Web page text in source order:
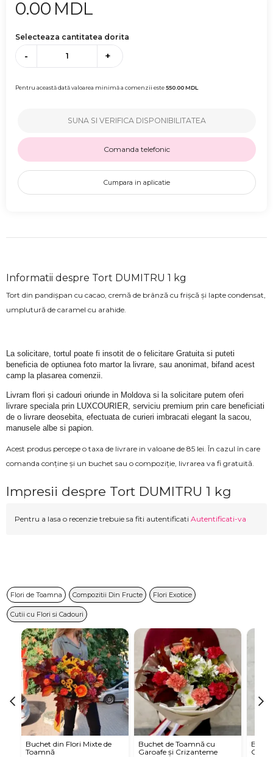
0.00 MDL
Selecteaza cantitatea dorita
- +
Pentru această dată valoarea minimă a comenzii este550.00MDL
SUNA SI VERIFICA DISPONIBILITATEA
Comanda telefonic
Cumpara in aplicatie
Informatii despre Tort DUMITRU 1 kg
Tort din pandișpan cu cacao, cremă de brânză cu frișcă și lapte condensat,
umplutură de caramel cu arahide.
La solicitare, tortul poate fi insotit de o felicitare Gratuita si puteti
beneficia de optiunea foto martor la livrare, sau anonimat, bifand acest
camp la plasarea comenzii.
Livram flori și cadouri oriunde in Moldova si la solicitare putem oferi
livrare speciala prin LUXCOURIER, serviciu premium prin care beneficiati
de o livrare deosebita, efectuata de curieri imbracati elegant la sacou,
manusele albe si papion.
Acest produs percepe o taxa de livrare in valoane de 85 lei. În cazul în care
comanda conține și un buchet sau o compoziție, livrarea va fi gratuită.
Impresii despre Tort DUMITRU 1 kg
Pentru a lasa o recenzie trebuie sa fiti autentificati Autentificati-va
Flori de Toamna Compozitii Din Fructe Flori Exotice
Cutii cu Flori si Cadouri
Buchet din Flori Mixte de
Toamnă
Buchet de Toamnă cu
Garoafe și Crizanteme